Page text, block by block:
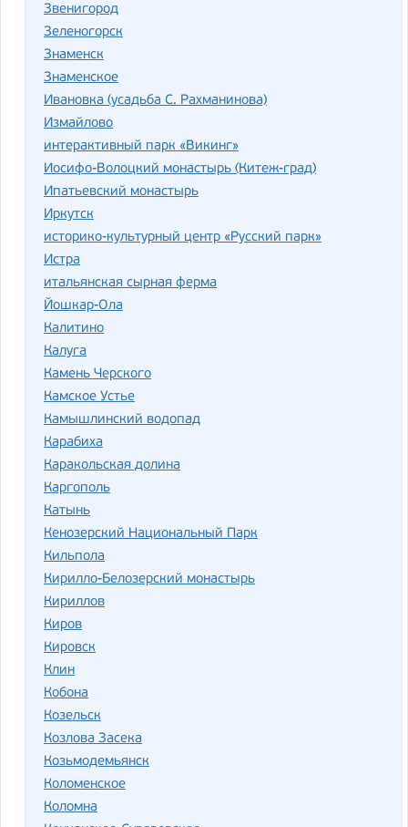
Звенигород
Зеленогорск
Знаменск
Знаменское
Ивановка (усадьба С. Рахманинова)
Измайлово
интерактивный парк «Викинг»
Иосифо-Волоцкий монастырь (Китеж-град)
Ипатьевский монастырь
Иркутск
историко-культурный центр «Русский парк»
Истра
итальянская сырная ферма
Йошкар-Ола
Калитино
Калуга
Камень Черского
Камское Устье
Камышлинский водопад
Карабиха
Каракольская долина
Каргополь
Катынь
Кенозерский Национальный Парк
Кильпола
Кирилло-Белозерский монастырь
Кириллов
Киров
Кировск
Клин
Кобона
Козельск
Козлова Засека
Козьмодемьянск
Коломенское
Коломна